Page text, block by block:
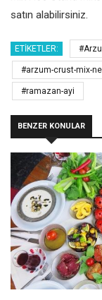
satın alabilirsiniz.
ETIKETLER:
#arzum-crust-mix-
#ramazan-ayi
BENZER KONULAR